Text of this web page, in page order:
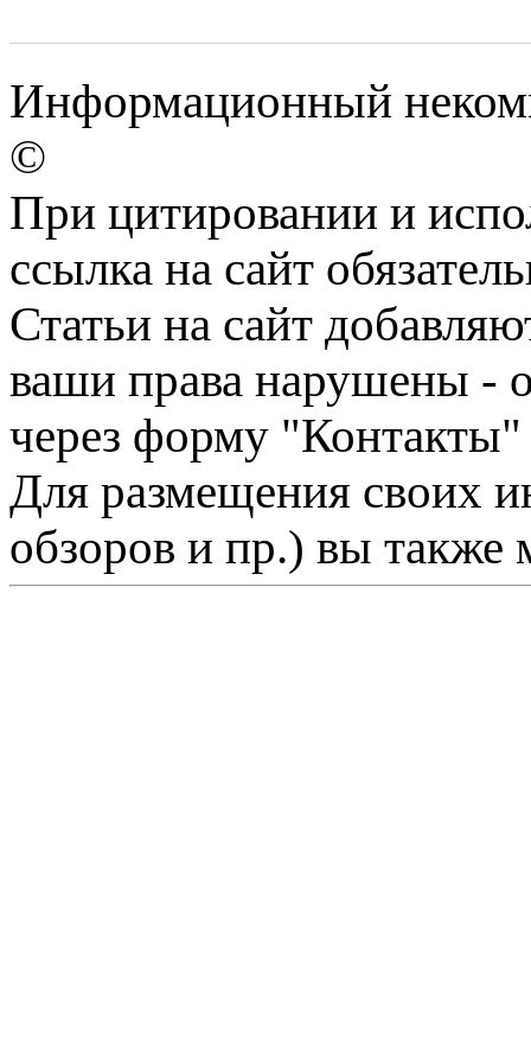
Информационный
©
При цитировании и
ссылка на сайт
Статьи на сайт
ваши права нарушены -
через форму "Контакты"
Для размещения своих
обзоров и пр.) вы также